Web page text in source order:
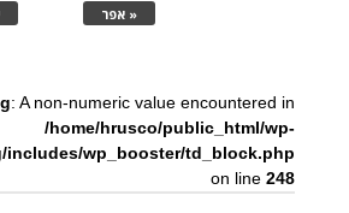
« אפר
: A non-numeric value encountered in
/home/hrusco/public_html/wp-
includes/wp_booster/td_block.php
on line248